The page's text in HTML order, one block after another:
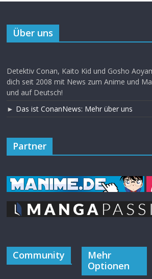
Über uns
Detektiv Conan, Kaito Kid und Gosho
dich seit 2008 mit News zum Anime und
und auf Deutsch!
► Das ist ConanNews: Mehr über uns
Partner
Community
Mehr
Optionen